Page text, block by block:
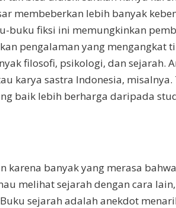
membeberkan lebih banyak
buku fiksi ini memungkinkan
pengalaman yang mengangkat
filosofi, psikologi, dan sejarah.
karya sastra Indonesia, misalnya.
baik lebih berharga daripada
karena banyak yang merasa
melihat sejarah dengan cara
sejarah adalah anekdot